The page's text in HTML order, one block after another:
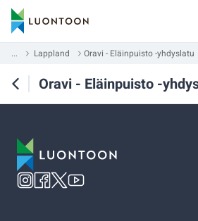
... Lappland Oravi - Eläinpuisto -yhdyslatu
Oravi - Eläinpuisto -